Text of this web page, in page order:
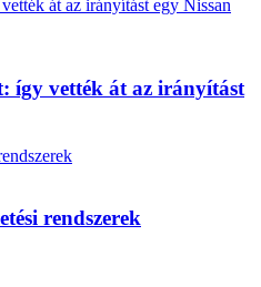
így vették át az irányítást
rendszerek